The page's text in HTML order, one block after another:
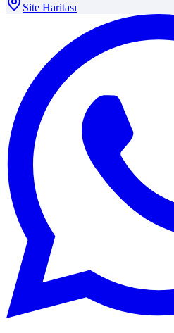
Site Haritası